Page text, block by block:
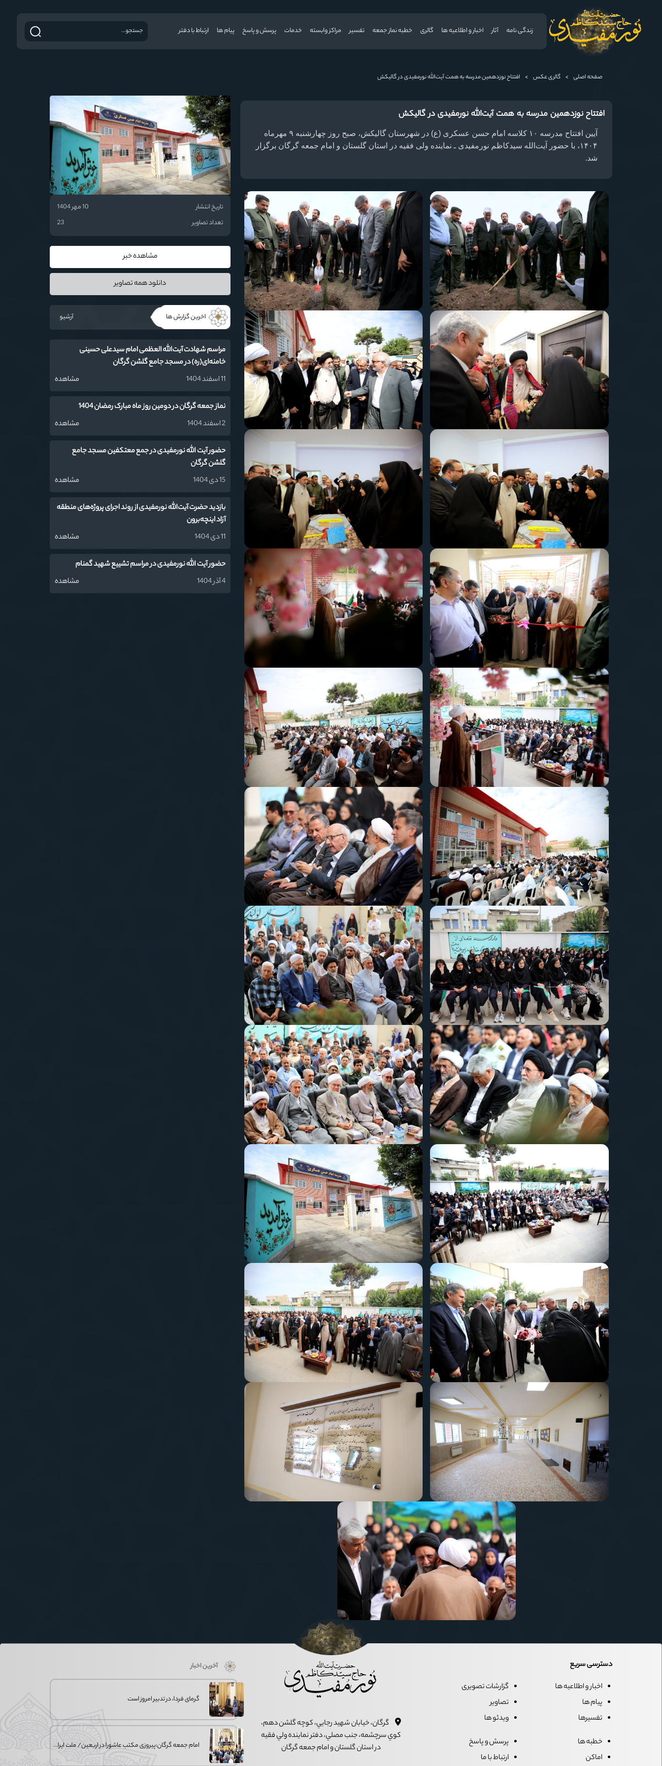
زندگی نامه آثار اخبار و اطلاعیه ها گالری خطبه نماز جمعه تفسیر مراکز وابسته خدمات پرسش و پاسخ پیام ها ارتباط با دفتر
صفحه اصلی > گالری عکس > افتتاح نوزدهمین مدرسه به همت آیت‌الله نورمفیدی در گالیکش
افتتاح نوزدهمین مدرسه به همت آیت‌الله نورمفیدی در گالیکش
یین افتتاح مدرسه ۱۰ کلاسه امام حسن عسکری (ع) در شهرستان گالیکش، صبح روز چهارشنبه ۹ مهرماه
۱۴۰۴، با حضور آیت‌الله سیدکاظم نورمفیدی ـ نماینده ولی فقیه در استان گلستان و امام جمعه گرگان برگزار
شد.
تاریخ انتشار
10 مهر 1404
تعداد تصاویر
23
مشاهده خبر
دانلود همه تصاویر
اخرین گزارش ها آرشیو
مراسم شهادت آیت‌‌الله العظمی امام سیدعلی حسینی
خامنه‌ای(ره) در مسجد جامع گلشن گرگان
11 اسفند 1404
مشاهده
نماز جمعه گرگان در دومین روز ماه مبارک رمضان 1404
2 اسفند 1404
مشاهده
حضور آیت الله نورمفیدی در جمع معتکفین مسجد جامع
گلشن گرگان
15 دی 1404
مشاهده
بازدید حضرت آیت‌الله نورمفیدی از روند اجرای پروژه‌های منطقه
آزاد اینچه‌برون
11 دی 1404
مشاهده
حضور آیت الله نورمفیدی در مراسم تشییع شهید گمنام
4 آذر 1404
مشاهده
دسترسی سریع
اخبار و اطلاعیه ها
پیام ها
تفسیرها
گزارشات تصویری
تصاویر
ویدئو ها
خطبه ها
اماکن
پرسش و پاسخ
ارتباط با ما
گرگان، خيابان شهيد رجايي، کوچه گلشن دهم،
کوي سرچشمه، جنب مصلي، دفتر نماينده ولي فقيه
در استان گلستان و امام جمعه گرگان
آخرین اخبار
گرمای فردا، در تدبیر امروز است
امام جمعه گرگان:پیروزی مکتب عاشورا در اربعین/ ملت ایران در برابر استکبار